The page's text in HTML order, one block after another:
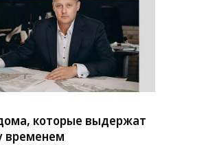
которые выдержат
временем